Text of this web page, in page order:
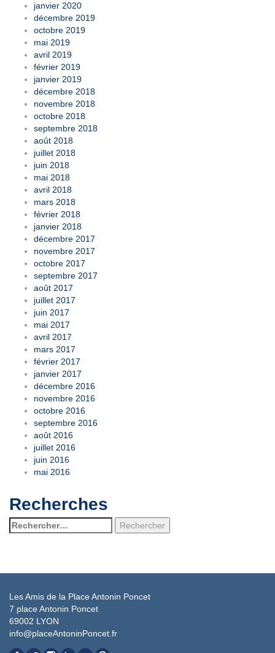
janvier 2020
décembre 2019
octobre 2019
mai 2019
avril 2019
février 2019
janvier 2019
décembre 2018
novembre 2018
octobre 2018
septembre 2018
août 2018
juillet 2018
juin 2018
mai 2018
avril 2018
mars 2018
février 2018
janvier 2018
décembre 2017
novembre 2017
octobre 2017
septembre 2017
août 2017
juillet 2017
juin 2017
mai 2017
avril 2017
mars 2017
février 2017
janvier 2017
décembre 2016
novembre 2016
octobre 2016
septembre 2016
août 2016
juillet 2016
juin 2016
mai 2016
Recherches
Rechercher :
Les Amis de la Place Antonin Poncet
7 place Antonin Poncet
69002 LYON
info@placeAntoninPoncet.fr